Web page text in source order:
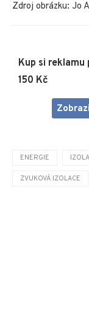
Zdroj obrázku: Jo
Kup si
150 Kč
ENERGIE
ZVUKOVÁ IZOLACE